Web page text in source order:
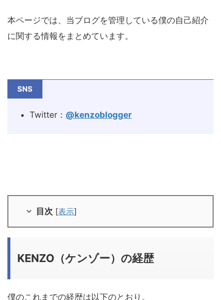
本ページでは、当ブログを管理している僕の自己紹介
に関する情報をまとめています。
SNS
Twitter： @kenzoblogger
目次 [表示]
KENZO（ケンゾー）の経歴
僕のこれまでの経歴は以下のとおり。